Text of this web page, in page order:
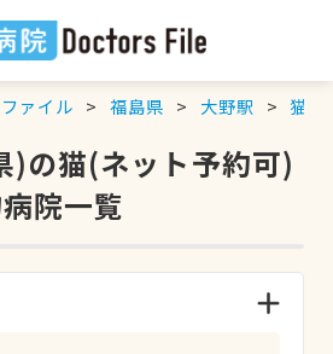
ァイル 福島県 大野駅 猫
)の猫(ネット予約可)
院一覧